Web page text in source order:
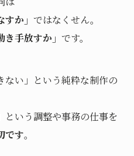
か」 ではなくせん。
手放すか」 です。
ない」という純粋な制作の
という調整や事務の仕事を
です。